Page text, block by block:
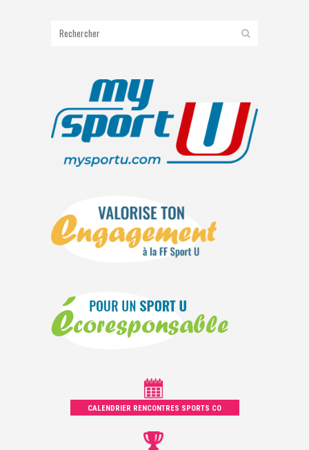
CALENDRIER RENCONTRES SPORTS CO